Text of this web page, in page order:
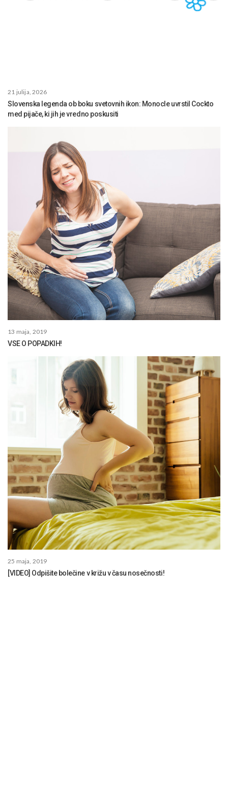
21 julija, 2026
Slovenska legenda ob boku svetovnih ikon: Monocle uvrstil Cockto
med pijače, ki jih je vredno poskusiti
13 maja, 2019
VSE O POPADKIH!
25 maja, 2019
[VIDEO] Odpišite bolečine v križu v času nosečnosti!